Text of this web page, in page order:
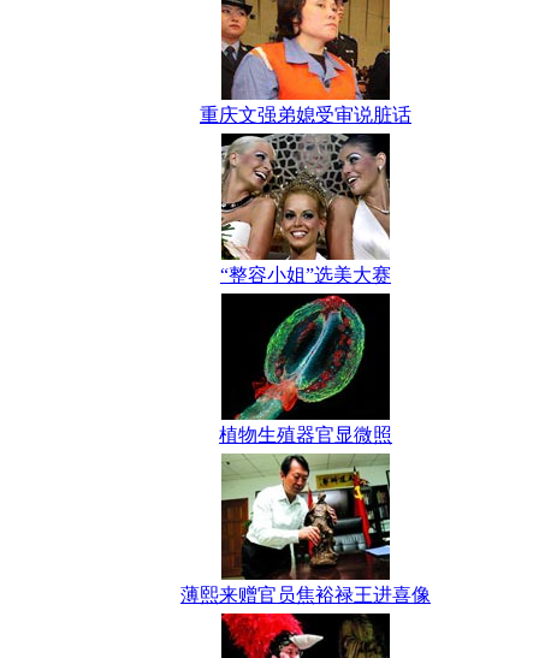
重庆文强弟媳受审说脏话
“整容小姐”选美大赛
植物生殖器官显微照
薄熙来赠官员焦裕禄王进喜像